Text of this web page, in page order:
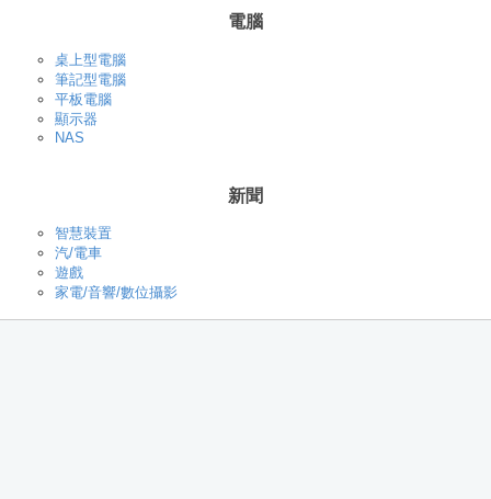
電腦
桌上型電腦
筆記型電腦
平板電腦
顯示器
NAS
新聞
智慧裝置
汽/電車
遊戲
家電/音響/數位攝影